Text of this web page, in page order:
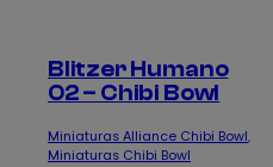
Blitzer Humano
02 – Chibi Bowl
Miniaturas Alliance Chibi Bowl
Miniaturas Chibi Bowl